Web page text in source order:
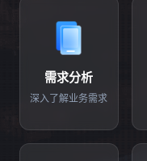
需求分析
深入了解业务需求